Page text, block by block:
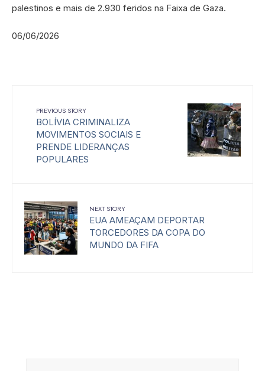
palestinos e mais de 2.930 feridos na Faixa de Gaza.
06/06/2026
PREVIOUS STORY
BOLÍVIA CRIMINALIZA
MOVIMENTOS SOCIAIS E
PRENDE LIDERANÇAS
POPULARES
NEXT STORY
EUA AMEAÇAM DEPORTAR
TORCEDORES DA COPA DO
MUNDO DA FIFA